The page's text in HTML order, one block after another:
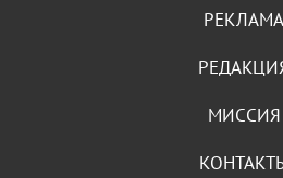
РЕКЛАМА
МИССИЯ